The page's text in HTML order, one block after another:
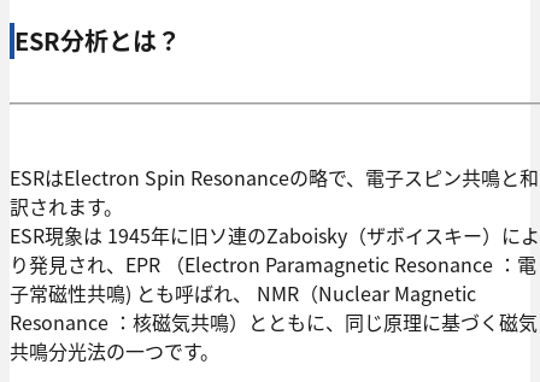
ESR分析とは？
ESRはElectron Spin Resonanceの略で、電子スピン共鳴と和
訳されます。
ESR現象は 1945年に旧ソ連のZaboisky（ザボイスキー）によ
り発見され、EPR （Electron Paramagnetic Resonance ：電
子常磁性共鳴) とも呼ばれ、 NMR（Nuclear Magnetic
Resonance ：核磁気共鳴）とともに、同じ原理に基づく磁気
共鳴分光法の一つです。